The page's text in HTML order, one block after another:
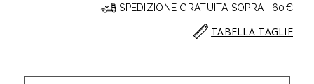
SPEDIZIONE GRATUITA SOPRA I 60€
TABELLA TAGLIE